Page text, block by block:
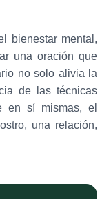
bienestar mental,
una oración que
no solo alivia la
de las técnicas
en sí mismas, el
una relación,